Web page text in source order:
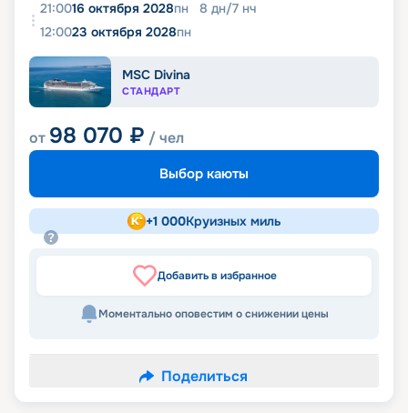
21:0016 октября 2028пн 8 дн/7 нч
12:0023 октября 2028пн
MSC Divina
СТАНДАРТ
от 98 070 ₽ / чел
Выбор каюты
+1 000Круизных миль
Добавить в избранное
Моментально оповестим о снижении цены
Поделиться